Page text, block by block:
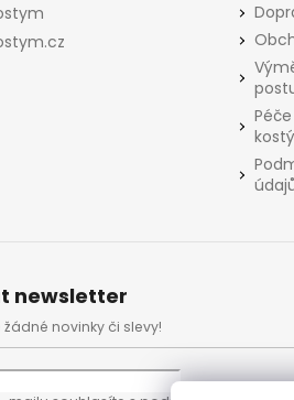
newsletter
žádné novinky či slevy!